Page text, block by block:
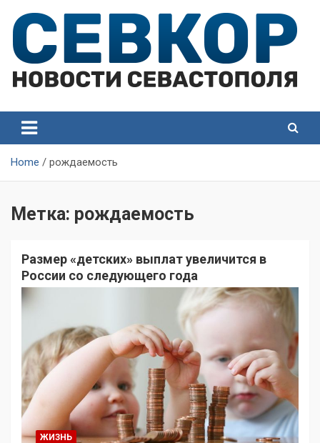
content
Севастополя
Севастополя
Home рождаемость
Метка: рождаемость
Размер «детских» выплат увеличится в
России со следующего года
ЖИЗНЬ